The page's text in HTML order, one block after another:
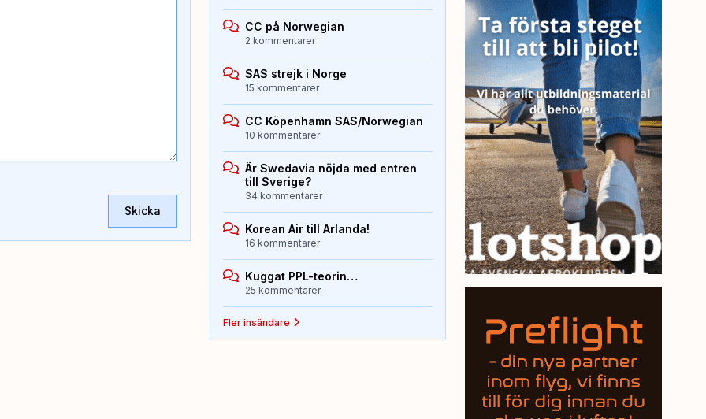
Skicka
CC på Norwegian
2 kommentarer
SAS strejk i Norge
15 kommentarer
CC Köpenhamn SAS/Norwegian
10 kommentarer
Är Swedavia nöjda med entren
till Sverige?
34 kommentarer
Korean Air till Arlanda!
16 kommentarer
Kuggat PPL-teorin…
25 kommentarer
Fler insändare